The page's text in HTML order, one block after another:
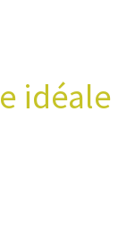
idéale